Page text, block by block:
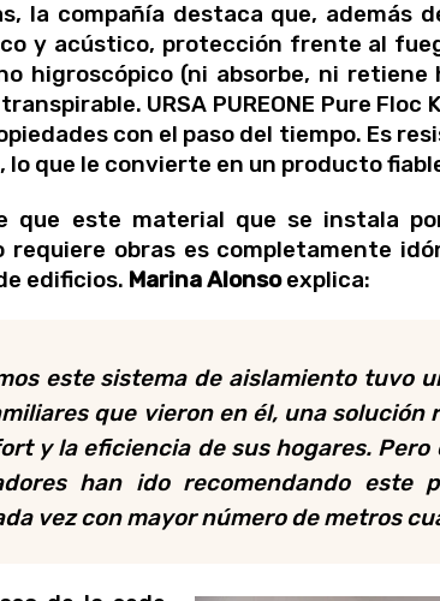
la compañía destaca que, además
y acústico, protección frente al
higroscópico (ni absorbe, ni retiene
URSA PUREONE Pure
con el paso del tiempo. Es
lo que le convierte en un producto
que este material que se instala
requiere obras es completamente
edificios. Marina Alonsoexplica:
este sistema de aislamiento tuvo
que vieron en él, una solución
y la eficiencia de sus hogares. Pero
han ido recomendando este
vez con mayor número de metros